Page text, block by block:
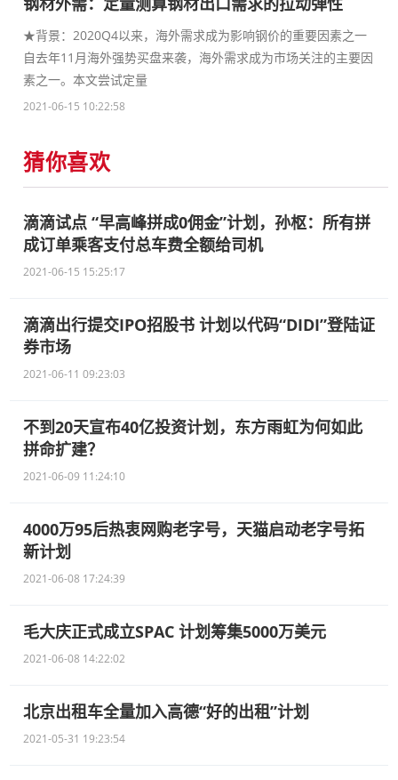
★背景：2020Q4以来，海外需求成为影响钢价的重要因素之一
自去年11月海外强势买盘来袭，海外需求成为市场关注的主要因
素之一。本文尝试定量
2021-06-15 10:22:58
猜你喜欢
滴滴试点 “早高峰拼成0佣金”计划，孙枢：所有拼
成订单乘客支付总车费全额给司机
2021-06-15 15:25:17
滴滴出行提交IPO招股书 计划以代码“DIDI”登陆证
券市场
2021-06-11 09:23:03
不到20天宣布40亿投资计划，东方雨虹为何如此
拼命扩建？
2021-06-09 11:24:10
4000万95后热衷网购老字号，天猫启动老字号拓
新计划
2021-06-08 17:24:39
毛大庆正式成立SPAC 计划筹集5000万美元
2021-06-08 14:22:02
北京出租车全量加入高德“好的出租”计划
2021-05-31 19:23:54